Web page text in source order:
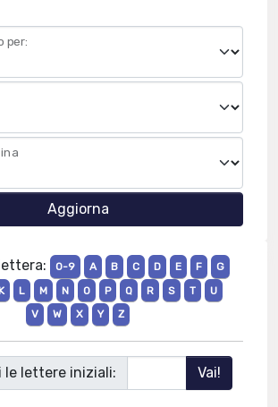
per:
0-9 A B C D E F
G
L M N O P Q R S T
U
V
W X Y Z
le lettere iniziali: